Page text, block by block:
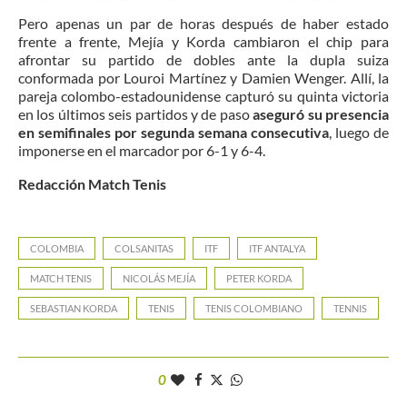
Pero apenas un par de horas después de haber estado
frente a frente, Mejía y Korda cambiaron el chip para
afrontar su partido de dobles ante la dupla suiza
conformada por Louroi Martínez y Damien Wenger. Allí, la
pareja colombo-estadounidense capturó su quinta victoria
en los últimos seis partidos y de pasoaseguró su presencia
en semifinales por segunda semana consecutiva, luego de
imponerse en el marcador por 6-1 y 6-4.
Redacción Match Tenis
COLOMBIA COLSANITAS ITF ITF ANTALYA
MATCH TENIS NICOLÁS MEJÍA PETER KORDA
SEBASTIAN KORDA TENIS TENIS COLOMBIANO TENNIS
0